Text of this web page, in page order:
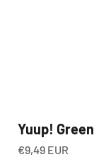
Yuup!
Angebot
€9,49 EUR